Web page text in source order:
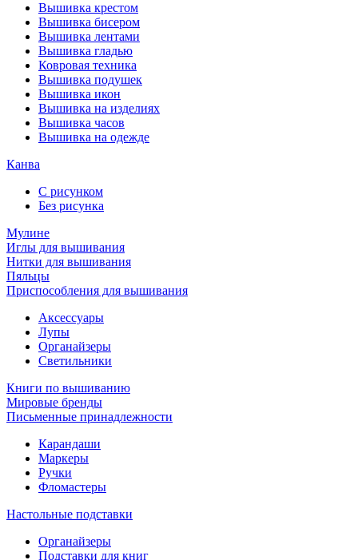
Вышивка крестом
Вышивка бисером
Вышивка лентами
Вышивка гладью
Ковровая техника
Вышивка подушек
Вышивка икон
Вышивка на изделиях
Вышивка часов
Вышивка на одежде
Канва
С рисунком
Без рисунка
Мулине
Иглы для вышивания
Нитки для вышивания
Пяльцы
Приспособления для вышивания
Аксессуары
Лупы
Органайзеры
Светильники
Книги по вышиванию
Мировые бренды
Письменные принадлежности
Карандаши
Маркеры
Ручки
Фломастеры
Настольные подставки
Органайзеры
Подставки для книг